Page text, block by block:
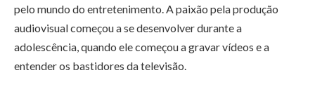
pelo mundo do entretenimento. A paixão pela produção
audiovisual começou a se desenvolver durante a
adolescência, quando ele começou a gravar vídeos e a
entender os bastidores da televisão.